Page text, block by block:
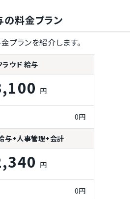
の料金プラン
プランを紹介します。
ラウド 給与
円
0円
与+人事管理+会計
円
0円